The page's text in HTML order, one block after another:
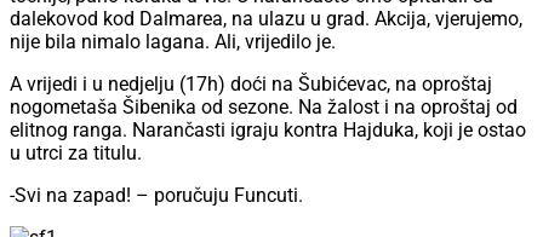
dalekovod kod Dalmarea, na ulazu u grad. Akcija, vjerujemo,
nije bila nimalo lagana. Ali, vrijedilo je.
A vrijedi i u nedjelju (17h) doći na Šubićevac, na oproštaj
nogometaša Šibenika od sezone. Na žalost i na oproštaj od
elitnog ranga. Narančasti igraju kontra Hajduka, koji je ostao
u utrci za titulu.
-Svi na zapad! – poručuju Funcuti.